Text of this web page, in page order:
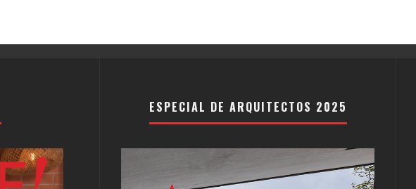
ESPECIAL DE ARQUITECTOS 2025